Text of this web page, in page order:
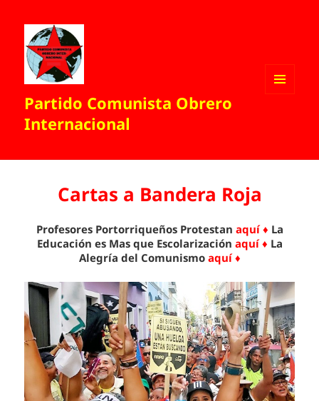
Partido Comunista Obrero
Internacional
Cartas a Bandera Roja
Profesores Portorriqueños Protestan aquí ♦ La
Educación es Mas que Escolarización aquí ♦ La
Alegría del Comunismo aquí ♦